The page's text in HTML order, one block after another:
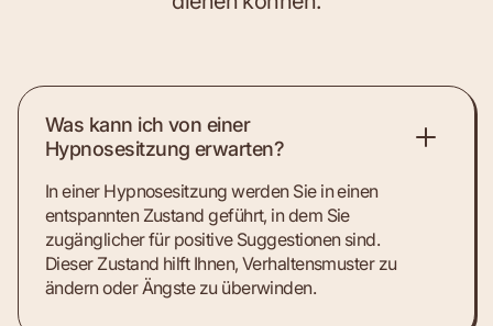
Was kann ich von einer
Hypnosesitzung erwarten?
In einer Hypnosesitzung werden Sie in einen
entspannten Zustand geführt, in dem Sie
zugänglicher für positive Suggestionen sind.
Dieser Zustand hilft Ihnen, Verhaltensmuster zu
ändern oder Ängste zu überwinden.